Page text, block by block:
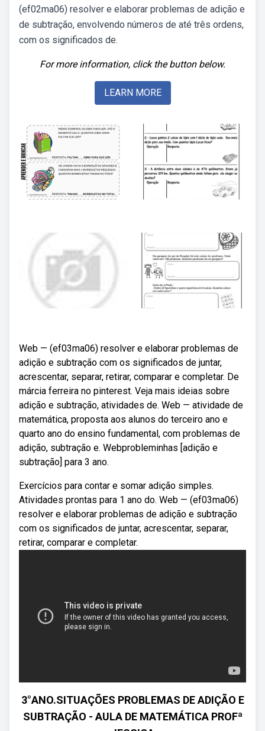
(ef02ma06) resolver e elaborar problemas de adição e
de subtração, envolvendo números de até três ordens,
com os significados de.
For more information, click the button below.
LEARN MORE
Web — (ef03ma06) resolver e elaborar problemas de
adição e subtração com os significados de juntar,
acrescentar, separar, retirar, comparar e completar. De
márcia ferreira no pinterest. Veja mais ideias sobre
adição e subtração, atividades de. Web — atividade de
matemática, proposta aos alunos do terceiro ano e
quarto ano do ensino fundamental, com problemas de
adição, subtração e. Webprobleminhas [adição e
subtração] para 3 ano.
Exercícios para contar e somar adição simples.
Atividades prontas para 1 ano do. Web — (ef03ma06)
resolver e elaborar problemas de adição e subtração
com os significados de juntar, acrescentar, separar,
retirar, comparar e completar.
3°ANO.SITUAÇÕES PROBLEMAS DE ADIÇÃO E
SUBTRAÇÃO - AULA DE MATEMÁTICA PROFª